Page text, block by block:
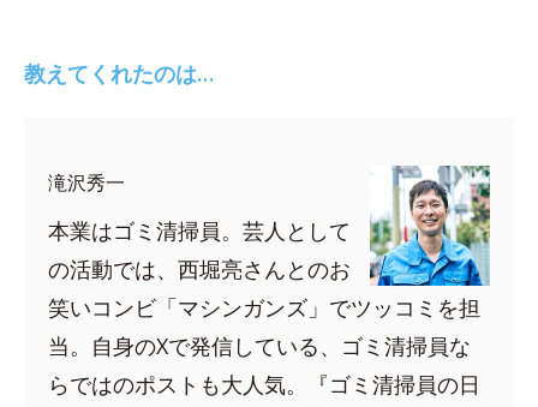
教えてくれたのは…
滝沢秀一
本業はゴミ清掃員。芸人として
の活動では、西堀亮さんとのお
笑いコンビ「マシンガンズ」でツッコミを担
当。自身のXで発信している、ゴミ清掃員な
らではのポストも大人気。『ゴミ清掃員の日